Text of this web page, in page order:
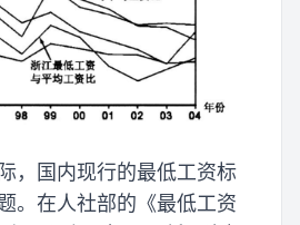
，国内现行的最低工资标
。在人社部的《最低工资